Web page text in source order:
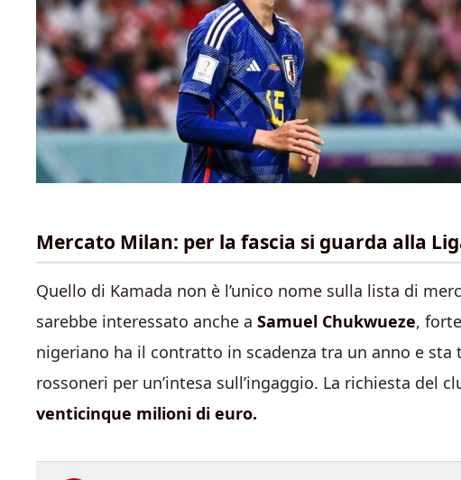
Mercato Milan: per la fascia si guarda alla
Quello di Kamada non è l’unico nome sulla lista di
sarebbe interessato anche a Samuel Chukwueze, forte
nigeriano ha il contratto in scadenza tra un anno e
rossoneri per un’intesa sull’ingaggio. La richiesta del
venticinque milioni di euro.